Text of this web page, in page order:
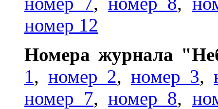
номер 12
Номера журнала
1, номер 2, номер 3,
номер 7,номер 8,